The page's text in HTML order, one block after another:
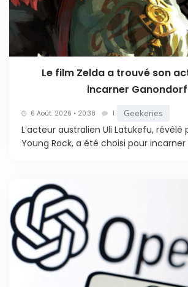
Le film Zelda a trouvé son
incarner Ganondorf
6 Août. 2026 • 20:38 1 Geekeries
L’acteur australien Uli Latukefu, révélé
Young Rock, a été choisi pour incarner